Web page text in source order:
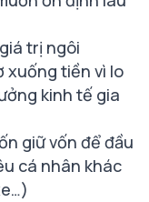
trị ngôi
xuống tiền vì lo
kinh tế gia
giữ vốn để đầu
cá nhân khác